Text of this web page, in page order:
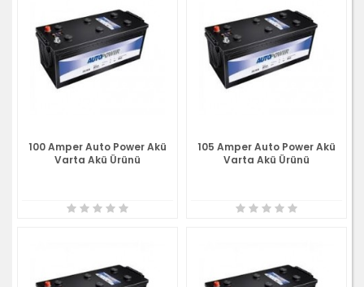
100 Amper Auto Power Akü
Varta Akü Ürünü
105 Amper Auto Power Akü
Varta Akü Ürünü